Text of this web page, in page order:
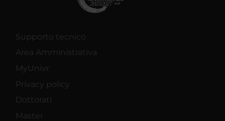
Supporto tecnico
Area Amministrativa
MyUnivr
Privacy policy
Dottorati
Master